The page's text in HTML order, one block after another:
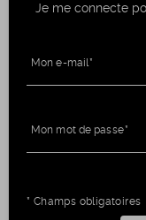
Je me connecte
* Champs obligatoires
Mon e-mail
Mon mot de passe